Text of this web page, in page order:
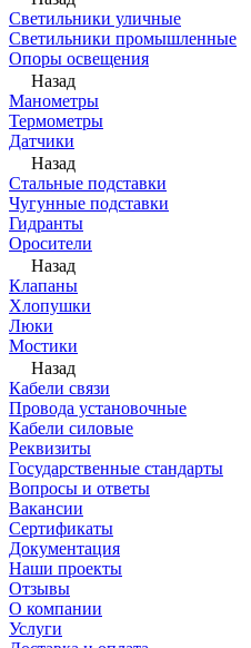
Светильники уличные
Светильники промышленные
Опоры освещения
Назад
Манометры
Термометры
Датчики
Назад
Стальные подставки
Чугунные подставки
Гидранты
Оросители
Назад
Клапаны
Хлопушки
Люки
Мостики
Назад
Кабели связи
Провода установочные
Кабели силовые
Реквизиты
Государственные стандарты
Вопросы и ответы
Вакансии
Сертификаты
Документация
Наши проекты
Отзывы
О компании
Услуги